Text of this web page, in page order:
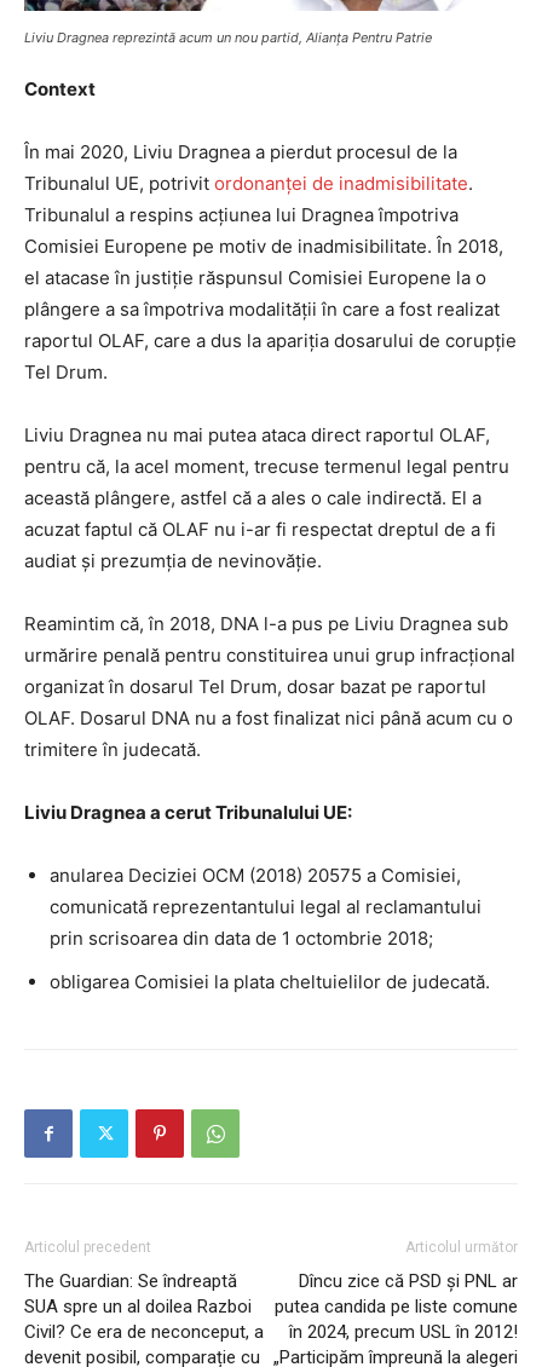
Liviu Dragnea reprezintă acum un nou partid, Alianța Pentru Patrie
Context
În mai 2020, Liviu Dragnea a pierdut procesul de la
Tribunalul UE, potrivit ordonanței de inadmisibilitate.
Tribunalul a respins acțiunea lui Dragnea împotriva
Comisiei Europene pe motiv de inadmisibilitate. În 2018,
el atacase în justiție răspunsul Comisiei Europene la o
plângere a sa împotriva modalității în care a fost realizat
raportul OLAF, care a dus la apariția dosarului de corupție
Tel Drum.
Liviu Dragnea nu mai putea ataca direct raportul OLAF,
pentru că, la acel moment, trecuse termenul legal pentru
această plângere, astfel că a ales o cale indirectă. El a
acuzat faptul că OLAF nu i-ar fi respectat dreptul de a fi
audiat și prezumția de nevinovăție.
Reamintim că, în 2018, DNA l-a pus pe Liviu Dragnea sub
urmărire penală pentru constituirea unui grup infracțional
organizat în dosarul Tel Drum, dosar bazat pe raportul
OLAF. Dosarul DNA nu a fost finalizat nici până acum cu o
trimitere în judecată.
Liviu Dragnea a cerut Tribunalului UE:
anularea Deciziei OCM (2018) 20575 a Comisiei,
comunicată reprezentantului legal al reclamantului
prin scrisoarea din data de 1 octombrie 2018;
obligarea Comisiei la plata cheltuielilor de judecată.
Articolul precedent
The Guardian: Se îndreaptă
SUA spre un al doilea Razboi
Civil? Ce era de neconceput, a
devenit posibil, comparație cu
Articolul următor
Dîncu zice că PSD și PNL ar
putea candida pe liste comune
în 2024, precum USL în 2012!
„Participăm împreună la alegeri